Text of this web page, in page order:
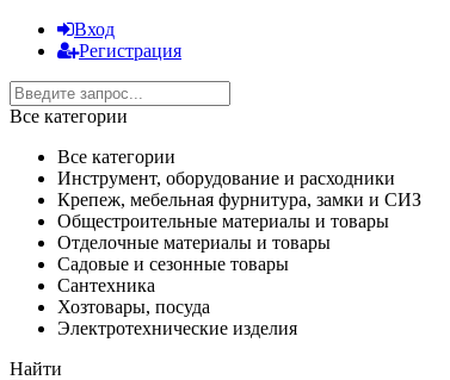
Вход
Регистрация
Все категории
Все категории
Инструмент, оборудование и расходники
Крепеж, мебельная фурнитура, замки и СИЗ
Общестроительные материалы и товары
Отделочные материалы и товары
Садовые и сезонные товары
Сантехника
Хозтовары, посуда
Электротехнические изделия
Найти